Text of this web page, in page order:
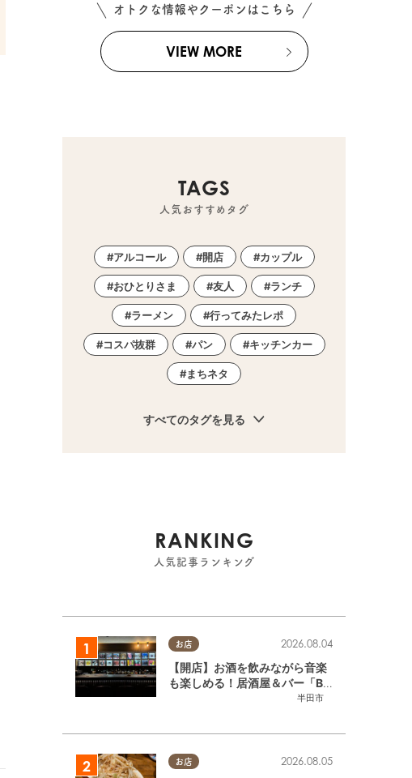
オトクな情報やクーポンはこちら
VIEW MORE
TAGS
人気おすすめタグ
アルコール 開店 カップル
おひとりさま 友人 ランチ
ラーメン 行ってみたレポ
コスパ抜群 パン キッチンカー
まちネタ
すべてのタグを見る
RANKING
人気記事ランキング
お店
半田市
2026.08.04
【開店】お酒を飲みながら音楽
も楽しめる！居酒屋＆バー「BL
OOMY（ブルーミー）」が7/3
お店 2026.08.05